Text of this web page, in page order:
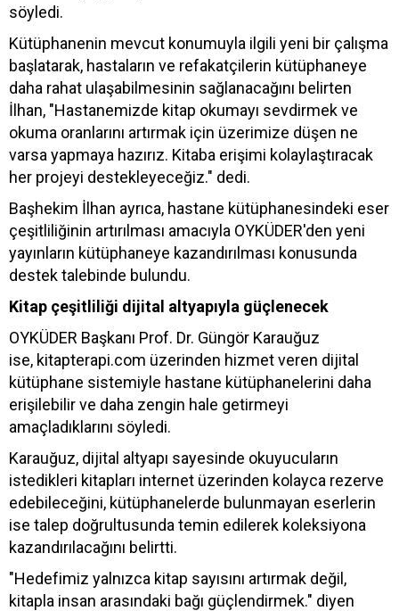
söyledi.
Kütüphanenin mevcut konumuyla ilgili yeni bir çalışma
başlatarak, hastaların ve refakatçilerin kütüphaneye
daha rahat ulaşabilmesinin sağlanacağını belirten
İlhan, "Hastanemizde kitap okumayı sevdirmek ve
okuma oranlarını artırmak için üzerimize düşen ne
varsa yapmaya hazırız. Kitaba erişimi kolaylaştıracak
her projeyi destekleyeceğiz." dedi.
Başhekim İlhan ayrıca, hastane kütüphanesindeki eser
çeşitliliğinin artırılması amacıyla OYKÜDER'den yeni
yayınların kütüphaneye kazandırılması konusunda
destek talebinde bulundu.
Kitap çeşitliliği dijital altyapıyla güçlenecek
OYKÜDER Başkanı Prof. Dr. Güngör Karauğuz
ise, kitapterapi.com üzerinden hizmet veren dijital
kütüphane sistemiyle hastane kütüphanelerini daha
erişilebilir ve daha zengin hale getirmeyi
amaçladıklarını söyledi.
Karauğuz, dijital altyapı sayesinde okuyucuların
istedikleri kitapları internet üzerinden kolayca rezerve
edebileceğini, kütüphanelerde bulunmayan eserlerin
ise talep doğrultusunda temin edilerek koleksiyona
kazandırılacağını belirtti.
"Hedefimiz yalnızca kitap sayısını artırmak değil,
kitapla insan arasındaki bağı güçlendirmek." diyen